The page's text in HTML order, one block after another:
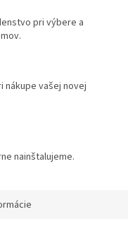
pri výbere a
nákupe vašej novej
nainštalujeme.